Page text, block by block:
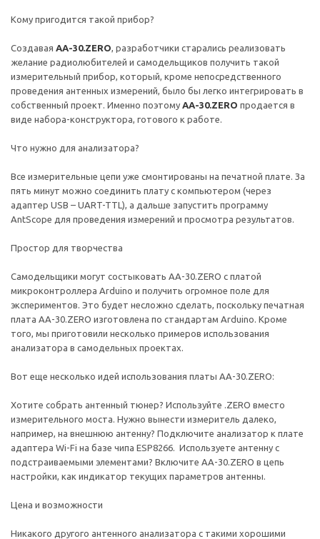
Кому пригодится такой прибор?
Создавая AA-30.ZERO, разработчики старались реализовать
желание радиолюбителей и самодельщиков получить такой
измерительный прибор, который, кроме непосредственного
проведения антенных измерений, было бы легко интегрировать в
собственный проект. Именно поэтому AA-30.ZERO продается в
виде набора-конструктора, готового к работе.
Что нужно для анализатора?
Все измерительные цепи уже смонтированы на печатной плате. За
пять минут можно соединить плату с компьютером (через
адаптер USB – UART-TTL), а дальше запустить программу
AntScope для проведения измерений и просмотра результатов.
Простор для творчества
Самодельщики могут состыковать AA-30.ZERO с платой
микроконтроллера Arduino и получить огромное поле для
экспериментов. Это будет несложно сделать, поскольку печатная
плата AA-30.ZERO изготовлена по стандартам Arduino. Кроме
того, мы приготовили несколько примеров использования
анализатора в самодельных проектах.
Вот еще несколько идей использования платы AA-30.ZERO:
Хотите собрать антенный тюнер? Используйте .ZERO вместо
измерительного моста. Нужно вынести измеритель далеко,
например, на внешнюю антенну? Подключите анализатор к плате
адаптера Wi-Fi на базе чипа ESP8266. Используете антенну с
подстраиваемыми элементами? Включите AA-30.ZERO в цепь
настройки, как индикатор текущих параметров антенны.
Цена и возможности
Никакого другого антенного анализатора с такими хорошими